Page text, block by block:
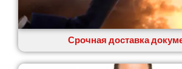
Терновка
Трусковец
Тульчин
Украинка
Умань
Срочная доставка